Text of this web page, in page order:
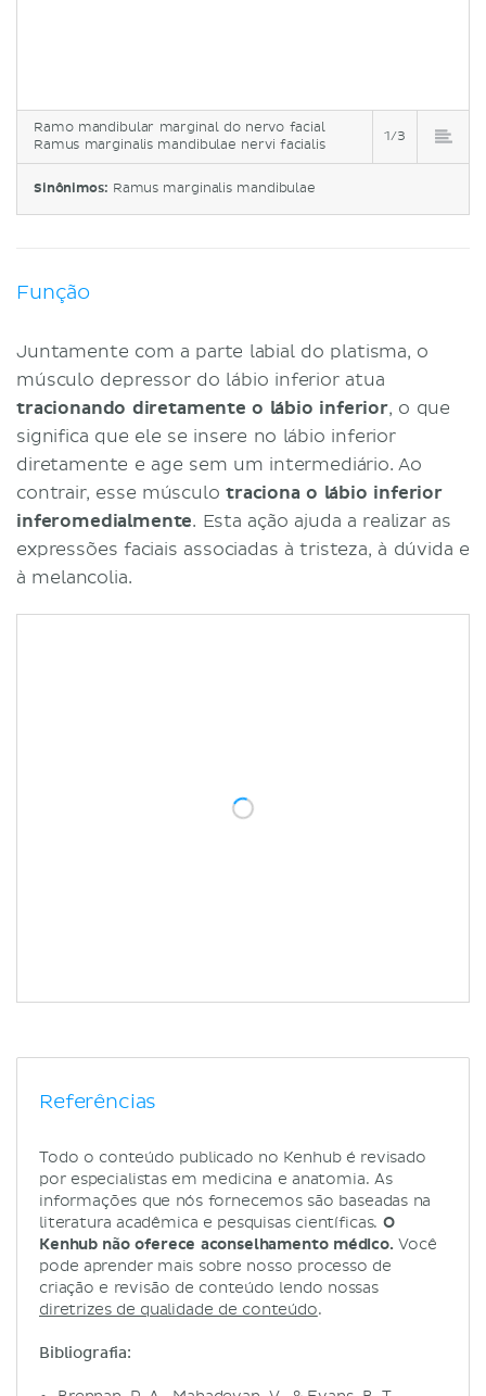
Ramo mandibular marginal do nervo facial
Ramus marginalis mandibulae nervi facialis
1/3
Sinônimos: Ramus marginalis mandibulae
Função
Juntamente com a parte labial do platisma, o
músculo depressor do lábio inferior atua
tracionando diretamente o lábio inferior, o que
significa que ele se insere no lábio inferior
diretamente e age sem um intermediário. Ao
contrair, esse músculotraciona o lábio inferior
inferomedialmente. Esta ação ajuda a realizar as
expressões faciais associadas à tristeza, à dúvida e
à melancolia.
Referências
Todo o conteúdo publicado no Kenhub é revisado
por especialistas em medicina e anatomia. As
informações que nós fornecemos são baseadas na
literatura acadêmica e pesquisas científicas. O
Kenhub não oferece aconselhamento médico. Você
pode aprender mais sobre nosso processo de
criação e revisão de conteúdo lendo nossas
diretrizes de qualidade de conteúdo.
Bibliografia: